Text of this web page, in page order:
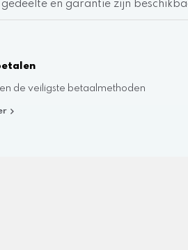
en garantie zijn
de veiligste betaalmethoden